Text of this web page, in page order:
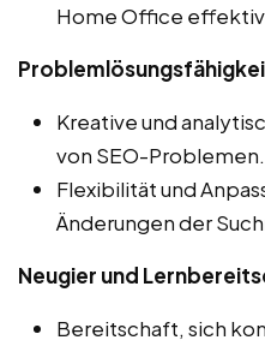
Home Office
Kreative und
von SEO-Problemen.
Flexibilität und
Änderungen der
Neugier und
Bereitschaft, sich